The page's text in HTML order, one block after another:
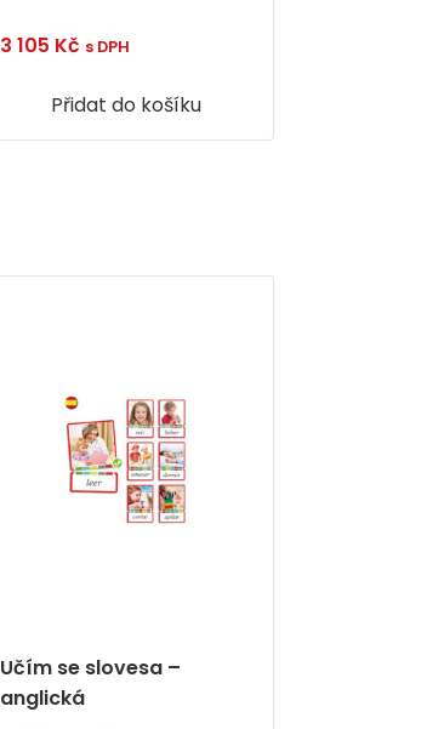
3 105 Kč s DPH
Přidat do košíku
Učím se slovesa –
anglická